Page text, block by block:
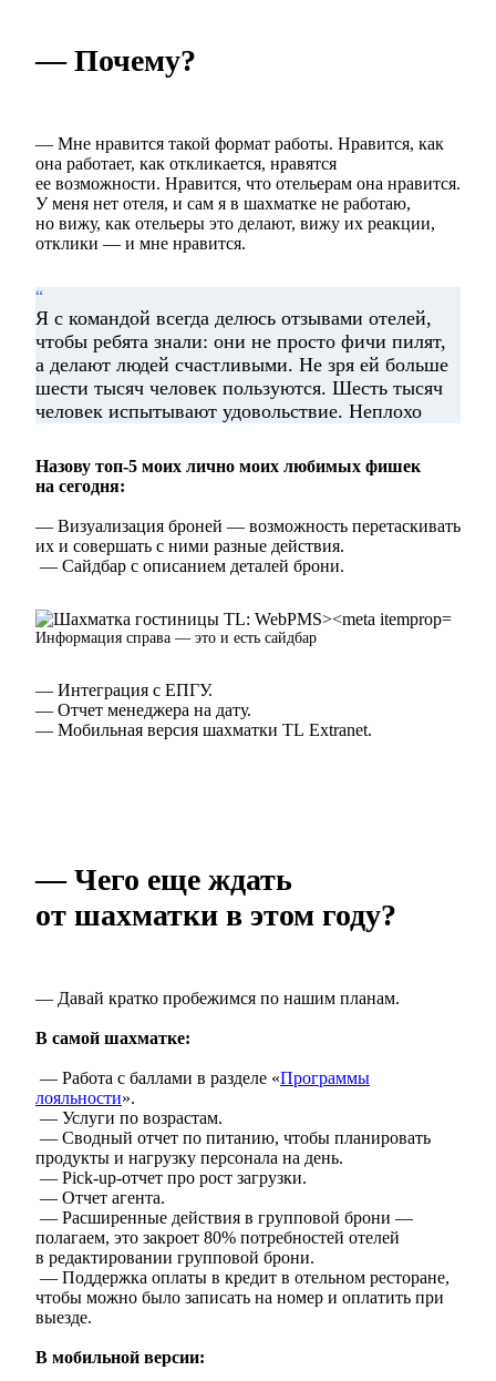
— Почему?
— Мне нравится такой формат работы. Нравится, как
она работает, как откликается, нравятся
ее возможности. Нравится, что отельерам она нравится.
У меня нет отеля, и сам я в шахматке не работаю,
но вижу, как отельеры это делают, вижу их реакции,
отклики — и мне нравится.
“
Я с командой всегда делюсь отзывами отелей,
чтобы ребята знали: они не просто фичи пилят,
а делают людей счастливыми. Не зря ей больше
шести тысяч человек пользуются. Шесть тысяч
человек испытывают удовольствие. Неплохо
Назову топ-5 моих лично моих любимых фишек
на сегодня:
— Визуализация броней — возможность перетаскивать
их и совершать с ними разные действия.
— Сайдбар с описанием деталей брони.
Информация справа — это и есть сайдбар
— Интеграция с ЕПГУ.
— Отчет менеджера на дату.
— Мобильная версия шахматки TL Extranet.
— Чего еще ждать
от шахматки в этом году?
— Давай кратко пробежимся по нашим планам.
В самой шахматке:
— Работа с баллами в разделе «Программы
лояльности».
— Услуги по возрастам.
— Сводный отчет по питанию, чтобы планировать
продукты и нагрузку персонала на день.
— Pick-up-отчет про рост загрузки.
— Отчет агента.
— Расширенные действия в групповой брони —
полагаем, это закроет 80% потребностей отелей
в редактировании групповой брони.
— Поддержка оплаты в кредит в отельном ресторане,
чтобы можно было записать на номер и оплатить при
выезде.
В мобильной версии: